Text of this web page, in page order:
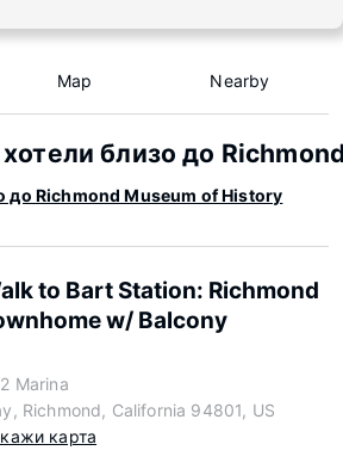
Map Nearby
близо до
до Richmond Museum of History
to Bart Station: Richmond
w/ Balcony
Marina
Richmond, California 94801, US
карта